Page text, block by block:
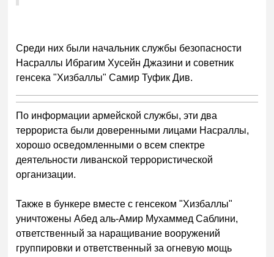
Среди них были начальник службы безопасности
Насраллы Ибрагим Хусейн Джазини и советник
генсека "Хизбаллы" Самир Туфик Див.
По информации армейской службы, эти два
террориста были доверенными лицами Насраллы,
хорошо осведомленными о всем спектре
деятельности ливанской террористической
организации.
Также в бункере вместе с генсеком "Хизбаллы"
уничтожены Абед аль-Амир Мухаммед Саблини,
ответственный за наращивание вооружений
группировки и ответственный за огневую мощь